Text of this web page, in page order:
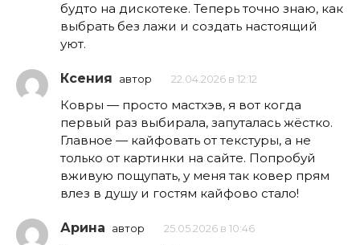
будто на дискотеке. Теперь точно знаю, как
выбрать без лажи и создать настоящий
уют.
Ксения автор 22.04.2026 в 12:12
Ковры — просто мастхэв, я вот когда
первый раз выбирала, запуталась жёстко.
Главное — кайфовать от текстуры, а не
только от картинки на сайте. Попробуй
вживую пощупать, у меня так ковер прям
влез в душу и гостям кайфово стало!
Арина автор 25.05.2026 в 10:46